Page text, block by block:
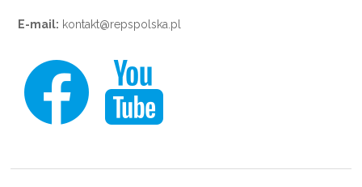
E-mail: kontakt@repspolska.pl